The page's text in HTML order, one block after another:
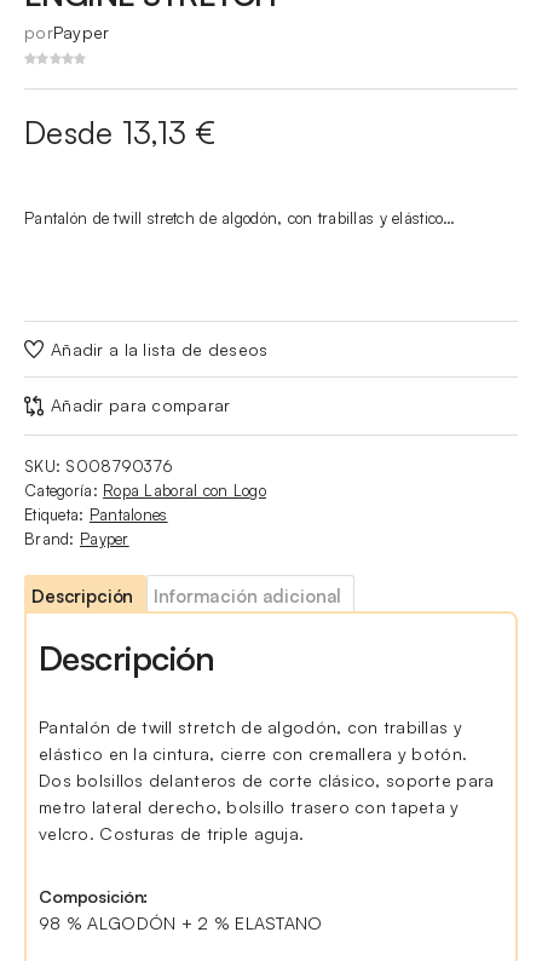
porPayper
Desde 13,13 €
Pantalón de twill stretch de algodón, con trabillas y elástico…
Añadir a la lista de deseos
Añadir para comparar
SKU: S008790376
Categoría: Ropa Laboral con Logo
Etiqueta: Pantalones
Brand: Payper
Descripción Información adicional
Descripción
Pantalón de twill stretch de algodón, con trabillas y
elástico en la cintura, cierre con cremallera y botón.
Dos bolsillos delanteros de corte clásico, soporte para
metro lateral derecho, bolsillo trasero con tapeta y
velcro. Costuras de triple aguja.
Composición:
98 % ALGODÓN + 2 % ELASTANO